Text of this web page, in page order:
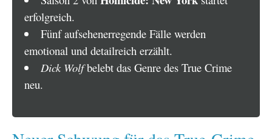
erfolgreich.
Fünf aufsehenerregende Fälle werden
emotional und detailreich erzählt.
Dick Wolfbelebt das Genre des True Crime
neu.